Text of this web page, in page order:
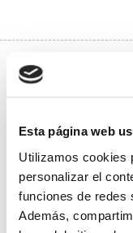
Esta página web
Utilizamos cookies
personalizar el
funciones de redes
Además,
Transformar
posible el
Transformar la sanidad
Ponente:
Nacho Vallejo
Análisis sobre los retos y
Salón de Actos del Colegio |
Acceso ZOOM